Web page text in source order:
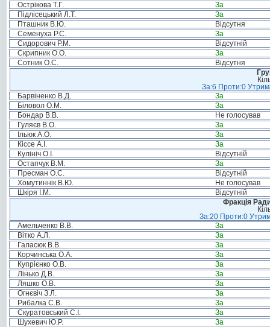
Острікова Т.Г.
За
Підлісецький Л.Т.
За
Пташник В.Ю.
Відсутня
Семенуха Р.С.
За
Сидорович Р.М.
Відсутній
Скрипник О.О.
За
Сотник О.С.
Відсутня
За:6 Проти:0
Барвіненко В.Д.
За
Біловол О.М.
За
Бондар В.В.
Не голосував
Гуляєв В.О.
За
Ільюк А.О.
За
Кіссе А.І.
За
Кулініч О.І.
Відсутній
Остапчук В.М.
За
Пресман О.С.
Відсутній
Хомутиннік В.Ю.
Не голосував
Шкіря І.М.
Відсутній
Фракція
За:20 Проти:0
Амельченко В.В.
За
Вітко А.Л.
За
Галасюк В.В.
За
Корчинська О.А.
За
Купрієнко О.В.
За
Лінько Д.В.
За
Ляшко О.В.
За
Огнєвіч З.Л.
За
Рибалка С.В.
За
Скуратовський С.І.
За
Шухевич Ю.Р.
За